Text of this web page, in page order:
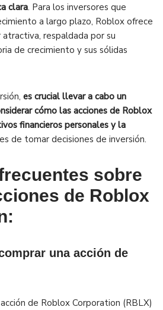
clara. Para los inversores que
a largo plazo, Roblox ofrece
respaldada por su
de crecimiento y sus sólidas
es crucial llevar a cabo un
cómo las acciones de Roblox
financieros personales y la
de tomar decisiones de inversión.
sobre
de Roblox
una acción de
de Roblox Corporation (RBLX)